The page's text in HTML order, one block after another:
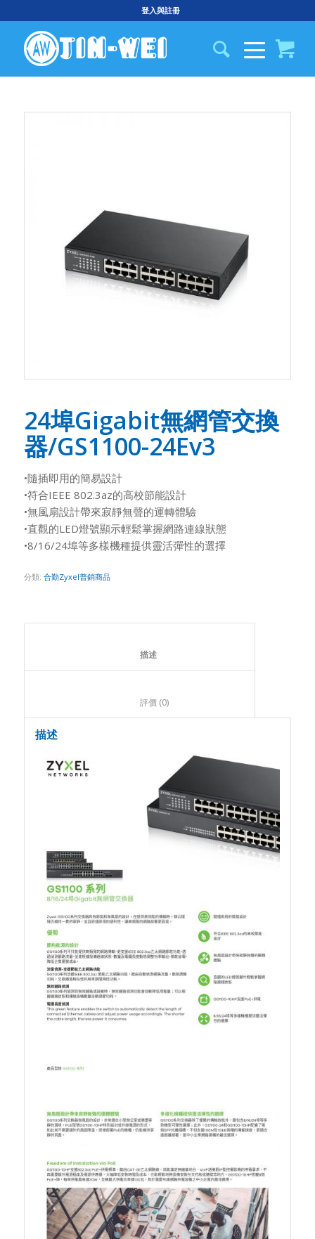
登入與註冊
24埠Gigabit無網管交換
器/GS1100-24Ev3
•隨插即用的簡易設計
•符合IEEE 802.3az的高校節能設計
•無風扇設計帶來寂靜無聲的運轉體驗
•直觀的LED燈號顯示輕鬆掌握網路連線狀態
•8/16/24埠等多樣機種提供靈活彈性的選擇
分類: 合勤Zyxel普銷商品
						描述
						評價 (0)
描述